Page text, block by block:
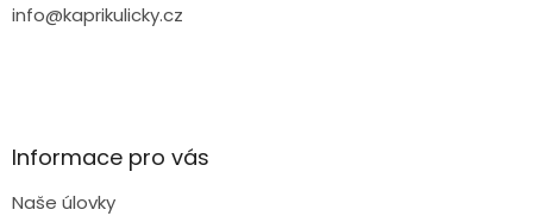
info@kaprikulicky.cz
Informace pro vás
Naše úlovky